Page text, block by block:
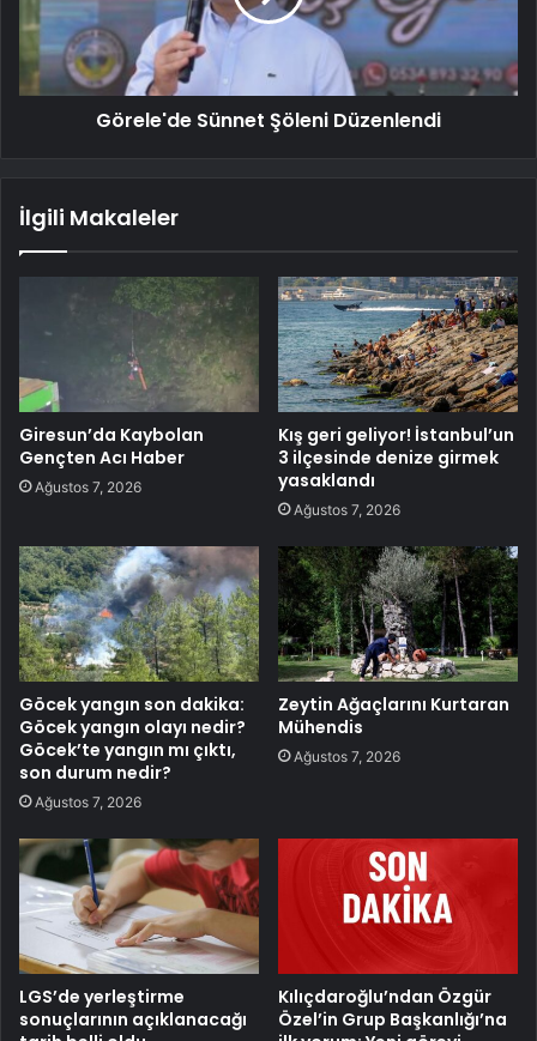
Görele'de Sünnet Şöleni Düzenlendi
İlgili Makaleler
Giresun’da Kaybolan
Gençten Acı Haber
Ağustos 7, 2026
Kış geri geliyor! İstanbul’un
3 ilçesinde denize girmek
yasaklandı
Ağustos 7, 2026
Göcek yangın son dakika:
Göcek yangın olayı nedir?
Göcek’te yangın mı çıktı,
son durum nedir?
Ağustos 7, 2026
Zeytin Ağaçlarını Kurtaran
Mühendis
Ağustos 7, 2026
LGS’de yerleştirme
sonuçlarının açıklanacağı
Kılıçdaroğlu’ndan Özgür
Özel’in Grup Başkanlığı’na